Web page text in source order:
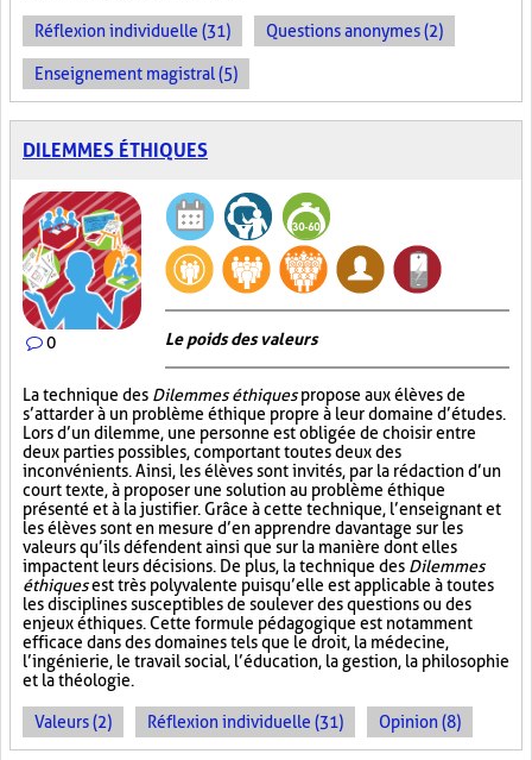
Réflexion individuelle (31) Questions anonymes (2)
Enseignement magistral (5)
DILEMMES ÉTHIQUES
0 Le poids des valeurs
La technique des Dilemmes éthiquespropose aux élèves de
s’attarder à un problème éthique propre à leur domaine d’études.
Lors d’un dilemme, une personne est obligée de choisir entre
deux parties possibles, comportant toutes deux des
inconvénients. Ainsi, les élèves sont invités, par la rédaction d’un
court texte, à proposer une solution au problème éthique
présenté et à la justifier. Grâce à cette technique, l’enseignant et
les élèves sont en mesure d’en apprendre davantage sur les
valeurs qu’ils défendent ainsi que sur la manière dont elles
impactent leurs décisions. De plus, la technique des Dilemmes
éthiquesest très polyvalente puisqu’elle est applicable à toutes
les disciplines susceptibles de soulever des questions ou des
enjeux éthiques. Cette formule pédagogique est notamment
efficace dans des domaines tels que le droit, la médecine,
l’ingénierie, le travail social, l’éducation, la gestion, la philosophie
et la théologie.
Valeurs (2) Réflexion individuelle (31) Opinion (8)